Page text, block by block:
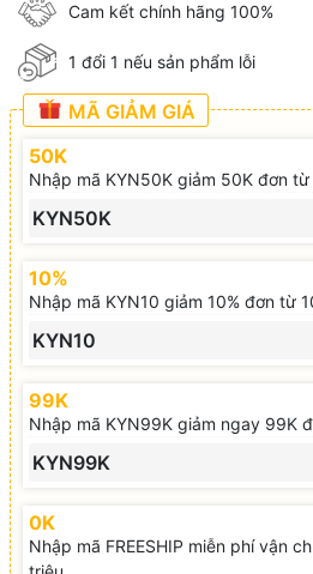
Cam kết chính hãng 100%
1 đổi 1 nếu sản phẩm lỗi
MÃ GIẢM GIÁ
50K
Nhập mã KYN50K giảm 50K đơn từ
KYN50K
10%
Nhập mã KYN10 giảm 10% đơn từ
KYN10
99K
Nhập mã KYN99K giảm ngay 99K
KYN99K
0K
Nhập mã FREESHIP miễn phí vận